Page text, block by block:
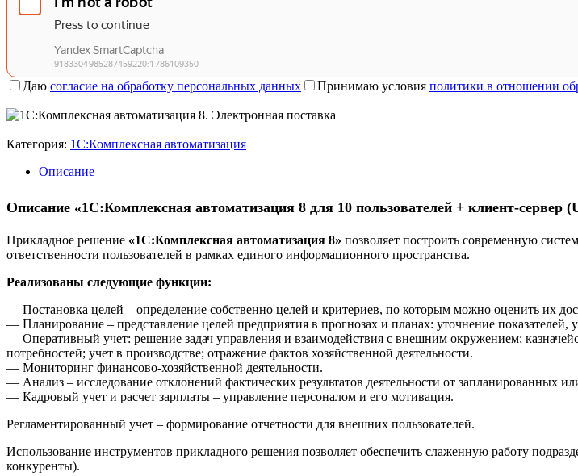
Даю согласие на обработку персональных данных Принимаю условия политики в отношении
Категория: 1С:Комплексная автоматизация
Описание
Описание «1С:Комплексная автоматизация 8 для 10 пользователей + клиент-сервер
Прикладное решение «1С:Комплексная автоматизация 8» позволяет построить современную
ответственности пользователей в рамках единого информационного пространства.
Реализованы следующие функции:
— Постановка целей – определение собственно целей и критериев, по которым можно оценить их
— Планирование – представление целей предприятия в прогнозах и планах: уточнение
— Оперативный учет: решение задач управления и взаимодействия с внешним окружением;
потребностей; учет в производстве; отражение фактов хозяйственной деятельности.
— Мониторинг финансово-хозяйственной деятельности.
— Анализ – исследование отклонений фактических результатов деятельности от запланированных
— Кадровый учет и расчет зарплаты – управление персоналом и его мотивация.
Регламентированный учет – формирование отчетности для внешних пользователей.
Использование инструментов прикладного решения позволяет обеспечить слаженную работу
конкуренты).